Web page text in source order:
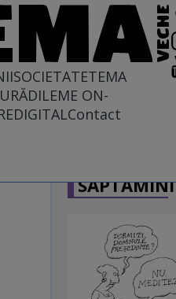
SOCIETATETEMA
DILEME ON-
DIGITALContact